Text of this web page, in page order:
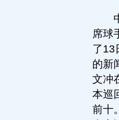
中
席球
了13
的新
文冲
本巡
前十